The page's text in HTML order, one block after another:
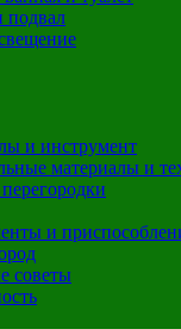
подвал
и инструмент
материалы и
и
советы